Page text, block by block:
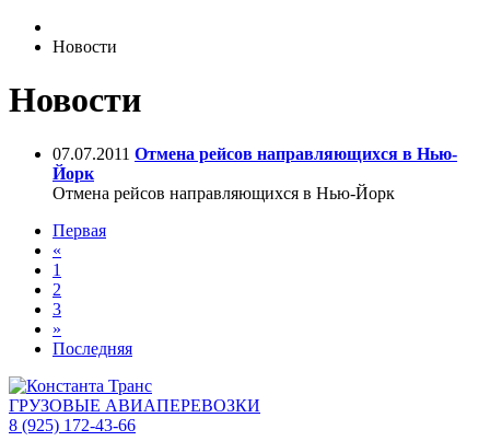
Новости
Новости
07.07.2011 Отмена рейсов направляющихся в Нью-
Йорк
Отмена рейсов направляющихся в Нью-Йорк
Первая
«
1
2
3
»
Последняя
ГРУЗОВЫЕ АВИАПЕРЕВОЗКИ
8 (925) 172-43-66